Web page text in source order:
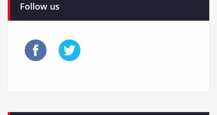
Beiträge
Follow us